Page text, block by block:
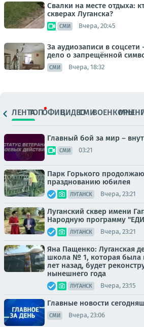
Свалки на месте отдыха:
скверах Луганска?
СМИ Вчера, 20:45
За аудиозаписи в
дело о запрещённой
СМИ Вчера, 18:32
ЛЕНТАТОПОФИЦ.ВИДЕОСМИВОЕНКОРЫ
Главный бой за мир –
СМИ 03:21
Парк Горького
празднованию юбилея
ЛУГАНСК Вчера, 23:21
Луганский сквер имени
Народную программу
ЛУГАНСК Вчера, 23:21
Яна Пащенко: Луганская
школа № 1, которая была
лет назад, будет
нынешнего года
ЛУГАНСК Вчера, 23:15
Главные новости
СМИ Вчера, 23:06